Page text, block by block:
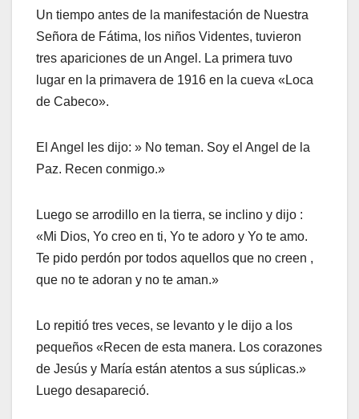
Un tiempo antes de la manifestación de Nuestra
Señora de Fátima, los niños Videntes, tuvieron
tres apariciones de un Angel. La primera tuvo
lugar en la primavera de 1916 en la cueva «Loca
de Cabeco».
El Angel les dijo: » No teman. Soy el Angel de la
Paz. Recen conmigo.»
Luego se arrodillo en la tierra, se inclino y dijo :
«Mi Dios, Yo creo en ti, Yo te adoro y Yo te amo.
Te pido perdón por todos aquellos que no creen ,
que no te adoran y no te aman.»
Lo repitió tres veces, se levanto y le dijo a los
pequeños «Recen de esta manera. Los corazones
de Jesús y María están atentos a sus súplicas.»
Luego desapareció.